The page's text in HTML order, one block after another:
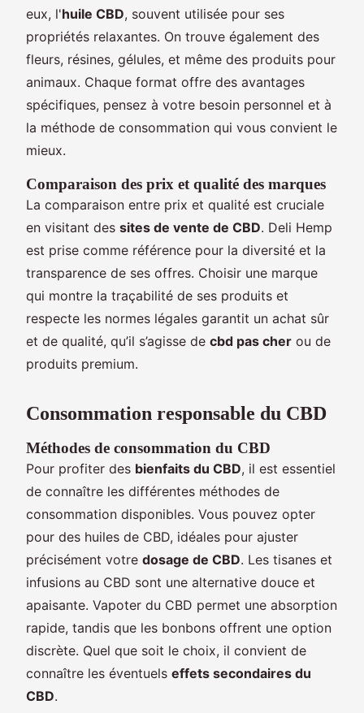
eux, l'huile CBD, souvent utilisée pour ses
propriétés relaxantes. On trouve également des
fleurs, résines, gélules, et même des produits pour
animaux. Chaque format offre des avantages
spécifiques, pensez à votre besoin personnel et à
la méthode de consommation qui vous convient le
mieux.
Comparaison des prix et qualité des marques
La comparaison entre prix et qualité est cruciale
en visitant des sites de vente de CBD. Deli Hemp
est prise comme référence pour la diversité et la
transparence de ses offres. Choisir une marque
qui montre la traçabilité de ses produits et
respecte les normes légales garantit un achat sûr
et de qualité, qu’il s’agisse de cbd pas cher ou de
produits premium.
Consommation responsable du CBD
Méthodes de consommation du CBD
Pour profiter des bienfaits du CBD, il est essentiel
de connaître les différentes méthodes de
consommation disponibles. Vous pouvez opter
pour des huiles de CBD, idéales pour ajuster
précisément votre dosage de CBD. Les tisanes et
infusions au CBD sont une alternative douce et
apaisante. Vapoter du CBD permet une absorption
rapide, tandis que les bonbons offrent une option
discrète. Quel que soit le choix, il convient de
connaître les éventuels effets secondaires du
CBD.